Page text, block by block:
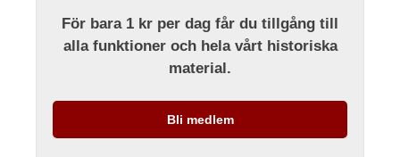
För bara 1 kr per dag får du tillgång till
alla funktioner och hela vårt historiska
material.
Bli medlem